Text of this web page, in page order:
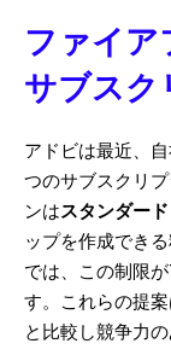
ファイア
サブスク
アドビは最近、
つのサブスクリ
ンはスタンダード
ップを作成でき
では、この制限
す。これらの提
と比較し競争力